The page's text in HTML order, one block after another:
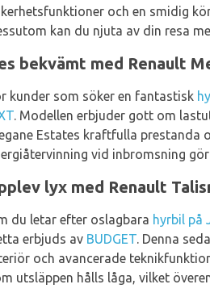
och en smidig
kan du njuta av din resa
bekvämt med Renault
kunder som söker en fantastisk
. Modellen erbjuder gott om
Estates kraftfulla prestanda
vid inbromsning
lyx med Renault
du letar efter oslagbara hyrbil på
erbjuds av BUDGET. Denna
och avancerade
utsläppen hålls låga, vilket